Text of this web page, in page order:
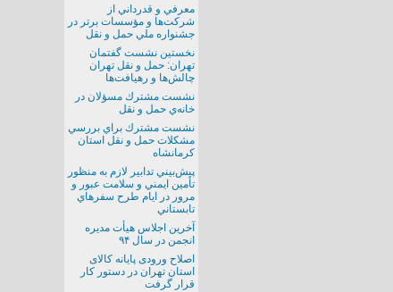
معرفي و قدرداني از
شركت‌ها و مؤسسات برتر در
جشنواره ملي حمل و نقل
نخستين نشست گفتمان
تهران: حمل و نقل تهران
چالش‌ها و رهيافت‌ها
نشست مشترك مسؤلان در
خانه‌ي حمل و نقل
نشست مشترك براي بررسي
مشكلات حمل و نقل استان
كرمانشاه
پيش‌بيني تدابير لازم به منظور
تأمين ايمني و سلامت عبور و
مرور در ايام طرح سفرهاي
تابستاني
آخرین اجلاس هیأت مدیره
انجمن در سال ۹۴
اصلاح ورودی پایانه کالای
استان تهران در دستور کار
قرار گرفت